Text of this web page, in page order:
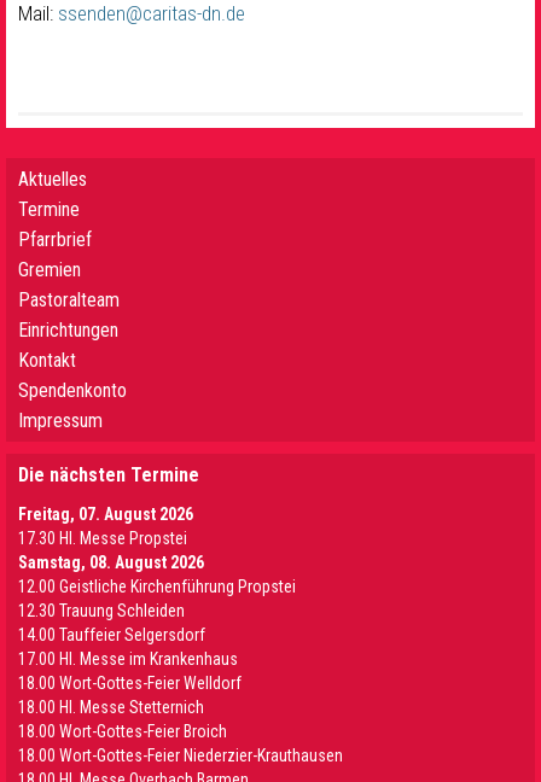
Mail: ssenden@caritas-dn.de
Aktuelles
Termine
Pfarrbrief
Gremien
Pastoralteam
Einrichtungen
Kontakt
Spendenkonto
Impressum
Die nächsten Termine
Freitag, 07. August 2026
17.30 Hl. Messe Propstei
Samstag, 08. August 2026
12.00 Geistliche Kirchenführung Propstei
12.30 Trauung Schleiden
14.00 Tauffeier Selgersdorf
17.00 Hl. Messe im Krankenhaus
18.00 Wort-Gottes-Feier Welldorf
18.00 Hl. Messe Stetternich
18.00 Wort-Gottes-Feier Broich
18.00 Wort-Gottes-Feier Niederzier-Krauthausen